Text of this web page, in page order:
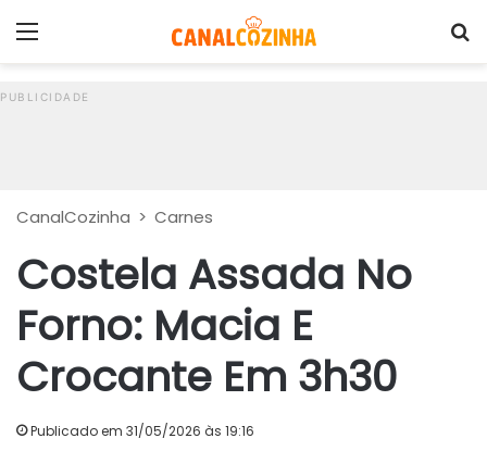
CanalCozinha > Carnes
Costela Assada No
Forno: Macia E
Crocante Em 3h30
Publicado em 31/05/2026 às 19:16